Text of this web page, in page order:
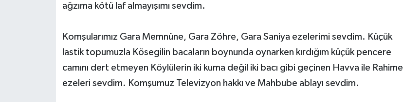
ağzıma kötü laf almayışımı sevdim.
Komşularımız Gara Memnüne, Gara Zöhre, Gara Saniya ezelerimi sevdim. Küçük
lastik topumuzla Kösegilin bacaların boynunda oynarken kırdığım küçük pencere
camını dert etmeyen Köylülerin iki kuma değil iki bacı gibi geçinen Havva ile Rahime
ezeleri sevdim. Komşumuz Televizyon hakkı ve Mahbube ablayı sevdim.